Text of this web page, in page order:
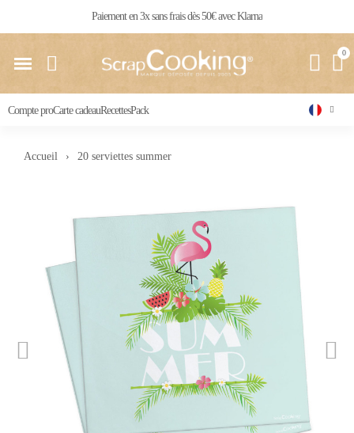
Livraison 24 / 48 h partout en France
Compte proCarte cadeauRecettesPack
Accueil 20 serviettes summer